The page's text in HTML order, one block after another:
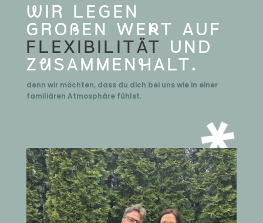
wIR LEGEN
GROßEN WErT AUF
FLEXIBILITÄT UND
ZuSAMMENhALT.
denn wir möchten, dass du dich bei uns wie in einer
familiären Atmosphäre fühlst.